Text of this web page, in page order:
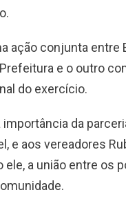
ação conjunta
e o outro
do exercício.
da
e aos vereadores
ele, a união entre